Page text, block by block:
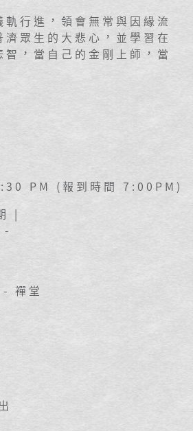
軌行進，領會無常與因緣流
濟眾生的大悲心，並學習在
智，當自己的金剛上師，當
PM (報到時間 7:00PM)
|
-
- 禪堂